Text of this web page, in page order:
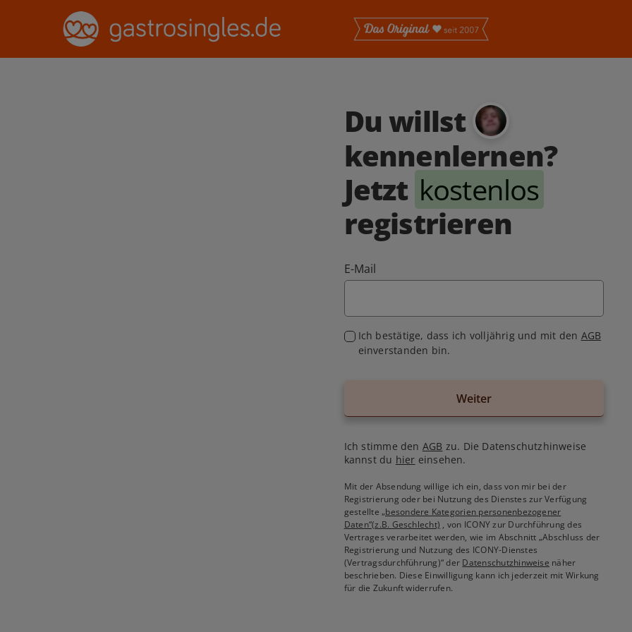
Du willst
kennenlernen?
Jetzt kostenlos
registrieren
E-Mail
Ich bestätige, dass ich volljährig und mit den AGB
einverstanden bin.
Weiter
Ich stimme den AGB zu. Die Datenschutzhinweise
kannst du hier einsehen.
Mit der Absendung willige ich ein, dass von mir bei der
Registrierung oder bei Nutzung des Dienstes zur Verfügung
gestellte„besondere Kategorien personenbezogener
Daten“(z.B. Geschlecht) , von ICONY zur Durchführung des
Vertrages verarbeitet werden, wie im Abschnitt „Abschluss der
Registrierung und Nutzung des ICONY-Dienstes
(Vertragsdurchführung)“ der Datenschutzhinweise näher
beschrieben. Diese Einwilligung kann ich jederzeit mit Wirkung
für die Zukunft widerrufen.